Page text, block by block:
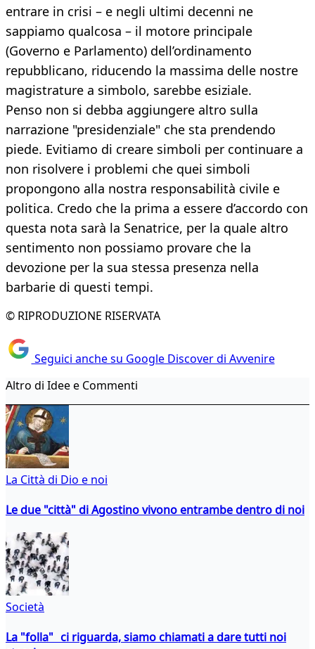
entrare in crisi – e negli ultimi decenni ne
sappiamo qualcosa – il motore principale
(Governo e Parlamento) dell’ordinamento
repubblicano, riducendo la massima delle nostre
magistrature a simbolo, sarebbe esiziale.
Penso non si debba aggiungere altro sulla
narrazione "presidenziale" che sta prendendo
piede. Evitiamo di creare simboli per continuare a
non risolvere i problemi che quei simboli
propongono alla nostra responsabilità civile e
politica. Credo che la prima a essere d’accordo con
questa nota sarà la Senatrice, per la quale altro
sentimento non possiamo provare che la
devozione per la sua stessa presenza nella
barbarie di questi tempi.
© RIPRODUZIONE RISERVATA
Seguici anche su Google Discover di Avvenire
Altro di Idee e Commenti
La Città di Dio e noi
Le due "città" di Agostino vivono entrambe dentro di noi
Società
La "folla" ci riguarda, siamo chiamati a dare tutti noi